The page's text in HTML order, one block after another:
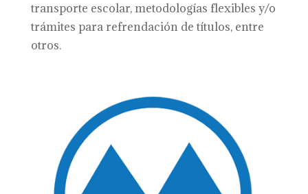
transporte escolar, metodologías flexibles y/o
trámites para refrendación de títulos, entre
otros.